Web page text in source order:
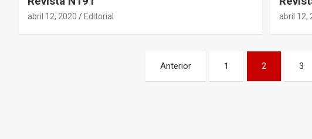
abril 12, 2020 Editorial abril 12,
Anterior 1 2 3